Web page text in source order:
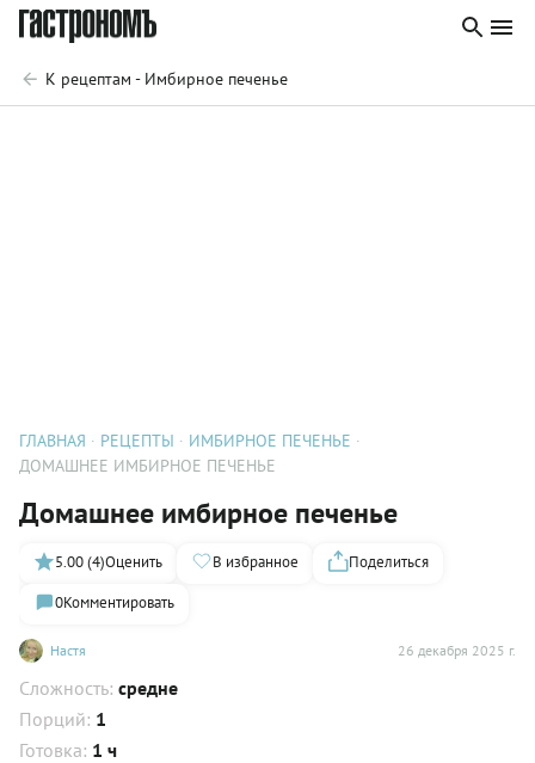
К рецептам - Имбирное печенье
ГЛАВНАЯ РЕЦЕПТЫ
ИМБИРНОЕ ПЕЧЕНЬЕ
ДОМАШНЕЕ ИМБИРНОЕ ПЕЧЕНЬЕ
Домашнее имбирное печенье
Настя 26 декабря 2025 г.
5.00 (4)Оценить В избранное
Поделиться
0Комментировать
Сложность: средне
Порций: 1
Готовка: 1 ч